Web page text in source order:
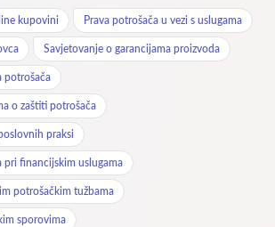
kupovini Prava potrošača u vezi s uslugama
Savjetovanje o garancijama proizvoda
potrošača
o zaštiti potrošača
praksi
pri financijskim uslugama
potrošačkim tužbama
sporovima